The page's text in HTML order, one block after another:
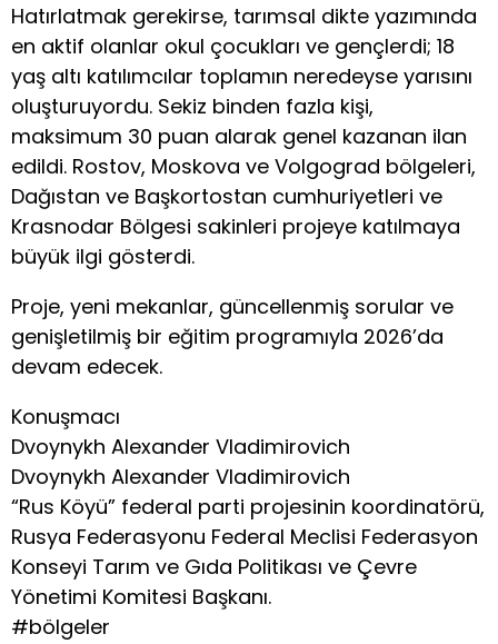
Hatırlatmak gerekirse, tarımsal dikte yazımında
en aktif olanlar okul çocukları ve gençlerdi; 18
yaş altı katılımcılar toplamın neredeyse yarısını
oluşturuyordu. Sekiz binden fazla kişi,
maksimum 30 puan alarak genel kazanan ilan
edildi. Rostov, Moskova ve Volgograd bölgeleri,
Dağıstan ve Başkortostan cumhuriyetleri ve
Krasnodar Bölgesi sakinleri projeye katılmaya
büyük ilgi gösterdi.
Proje, yeni mekanlar, güncellenmiş sorular ve
genişletilmiş bir eğitim programıyla 2026’da
devam edecek.
Konuşmacı
Dvoynykh Alexander Vladimirovich
Dvoynykh Alexander Vladimirovich
“Rus Köyü” federal parti projesinin koordinatörü,
Rusya Federasyonu Federal Meclisi Federasyon
Konseyi Tarım ve Gıda Politikası ve Çevre
Yönetimi Komitesi Başkanı.
#bölgeler